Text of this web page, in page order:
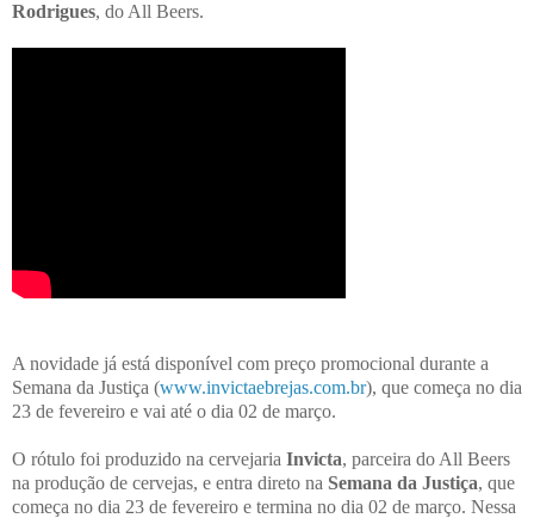
Rodrigues, do All Beers.
A novidade já está disponível com preço promocional durante a
Semana da Justiça (www.invictaebrejas.com.br), que começa no dia
23 de fevereiro e vai até o dia 02 de março.
O rótulo foi produzido na cervejaria Invicta, parceira do All Beers
na produção de cervejas, e entra direto na Semana da Justiça, que
começa no dia 23 de fevereiro e termina no dia 02 de março. Nessa